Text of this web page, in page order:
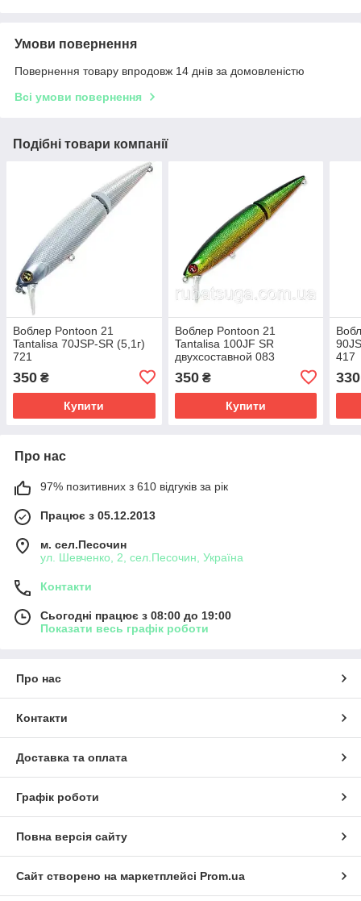
Умови повернення
Повернення товару впродовж 14 днів за домовленістю
Всі умови повернення
Подібні товари компанії
Воблер Pontoon 21
Tantalisa 70JSP-SR (5,1г)
721
350 ₴
Купити
Воблер Pontoon 21
Tantalisa 100JF SR
двухсоставной 083
350₴
Купити
417
330
Про нас
97% позитивних з 610 відгуків за рік
Працює з 05.12.2013
м. сел.Песочин
ул. Шевченко, 2, сел.Песочин, Україна
Контакти
Сьогодні працює з 08:00 до 19:00
Показати весь графік роботи
Про нас
Контакти
Доставка та оплата
Графік роботи
Повна версія сайту
Сайт створено на маркетплейсі Prom.ua